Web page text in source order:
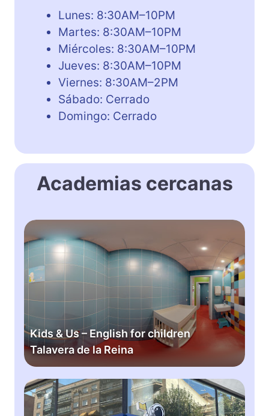
Lunes: 8:30AM–10PM
Martes: 8:30AM–10PM
Miércoles: 8:30AM–10PM
Jueves: 8:30AM–10PM
Viernes: 8:30AM–2PM
Sábado: Cerrado
Domingo: Cerrado
Academias cercanas
Kids & Us – English for children
Talavera de la Reina
K
i
&
U
s
–
E
n
lT